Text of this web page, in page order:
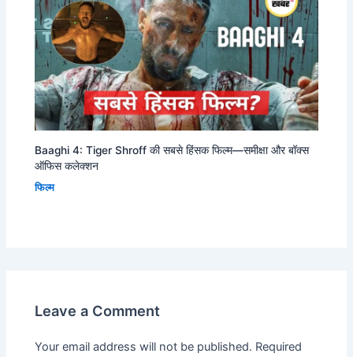
Baaghi 4: Tiger Shroff की सबसे हिंसक फिल्म—समीक्षा और बॉक्स
ऑफिस कलेक्शन
फिल्म
Leave a Comment
Your email address will not be published. Required